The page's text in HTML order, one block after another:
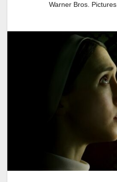
Warner Bros. Pictures